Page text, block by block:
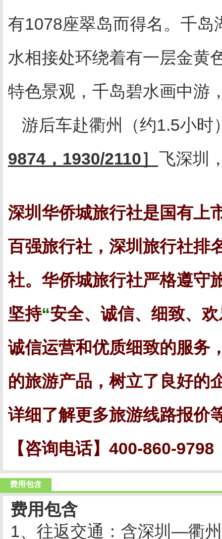
有1078座翠岛而得名。千岛
水相接处环绕着有一层金黄
特色景观，千岛碧水画中游
游后车赴衢州（约1.5小时
9874 ， 1930/2110］ 飞深圳
深圳华侨城旅行社是国有上
百强旅行社，深圳旅行社排
社。华侨城旅行社严格遵守
坚持“安全、诚信、细致、
诚信运营和优质细致的服务
的旅游产品，树立了良好的
详细了解更多旅游线路报价
【咨询电话】 400-860-
费用包含
费用包含
1、往返交通：含深圳—衢